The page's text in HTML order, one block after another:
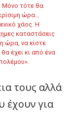
Μόνο τότε θα
ώρα…
χάος. Η
καταστάσεις
ώρα, να είστε
έχει κι από ένα
τους αλλά
έχουν για